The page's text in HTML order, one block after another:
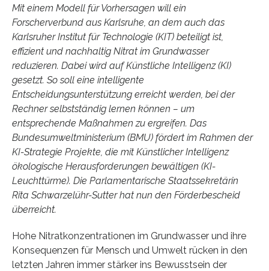
Mit einem Modell für Vorhersagen will ein
Forscherverbund aus Karlsruhe, an dem auch das
Karlsruher Institut für Technologie (KIT) beteiligt ist,
effizient und nachhaltig Nitrat im Grundwasser
reduzieren. Dabei wird auf Künstliche Intelligenz (KI)
gesetzt. So soll eine intelligente
Entscheidungsunterstützung erreicht werden, bei der
Rechner selbstständig lernen können – um
entsprechende Maßnahmen zu ergreifen. Das
Bundesumweltministerium (BMU) fördert im Rahmen der
KI-Strategie Projekte, die mit Künstlicher Intelligenz
ökologische Herausforderungen bewältigen (KI-
Leuchttürme). Die Parlamentarische Staatssekretärin
Rita Schwarzelühr-Sutter hat nun den Förderbescheid
überreicht.
Hohe Nitratkonzentrationen im Grundwasser und ihre
Konsequenzen für Mensch und Umwelt rücken in den
letzten Jahren immer stärker ins Bewusstsein der